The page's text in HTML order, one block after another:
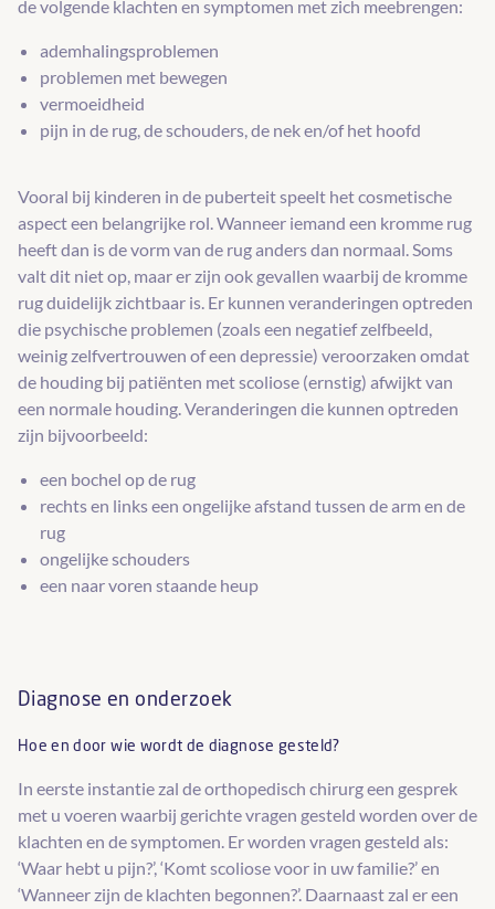
de volgende klachten en symptomen met zich meebrengen:
ademhalingsproblemen
problemen met bewegen
vermoeidheid
pijn in de rug, de schouders, de nek en/of het hoofd
Vooral bij kinderen in de puberteit speelt het cosmetische
aspect een belangrijke rol. Wanneer iemand een kromme rug
heeft dan is de vorm van de rug anders dan normaal. Soms
valt dit niet op, maar er zijn ook gevallen waarbij de kromme
rug duidelijk zichtbaar is. Er kunnen veranderingen optreden
die psychische problemen (zoals een negatief zelfbeeld,
weinig zelfvertrouwen of een depressie) veroorzaken omdat
de houding bij patiënten met scoliose (ernstig) afwijkt van
een normale houding. Veranderingen die kunnen optreden
zijn bijvoorbeeld:
een bochel op de rug
rechts en links een ongelijke afstand tussen de arm en de
rug
ongelijke schouders
een naar voren staande heup
Diagnose en onderzoek
Hoe en door wie wordt de diagnose gesteld?
In eerste instantie zal de orthopedisch chirurg een gesprek
met u voeren waarbij gerichte vragen gesteld worden over de
klachten en de symptomen. Er worden vragen gesteld als:
‘Waar hebt u pijn?’, ‘Komt scoliose voor in uw familie?’ en
‘Wanneer zijn de klachten begonnen?’. Daarnaast zal er een